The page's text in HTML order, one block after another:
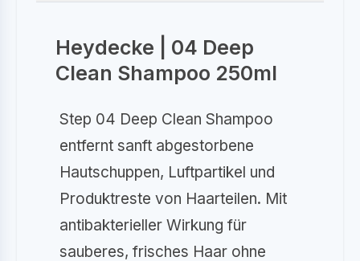
Heydecke | 04 Deep
Clean Shampoo 250ml
Step 04 Deep Clean Shampoo
entfernt sanft abgestorbene
Hautschuppen, Luftpartikel und
Produktreste von Haarteilen. Mit
antibakterieller Wirkung für
sauberes, frisches Haar ohne